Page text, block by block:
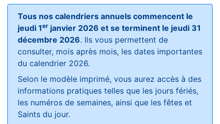
Tous nos calendriers annuels commencent le
jeudi 1er janvier 2026 et se terminent le jeudi 31
décembre 2026. Ils vous permettent de
consulter, mois après mois, les dates importantes
du calendrier 2026.
Selon le modèle imprimé, vous aurez accès à des
informations pratiques telles que les jours fériés,
les numéros de semaines, ainsi que les fêtes et
Saints du jour.